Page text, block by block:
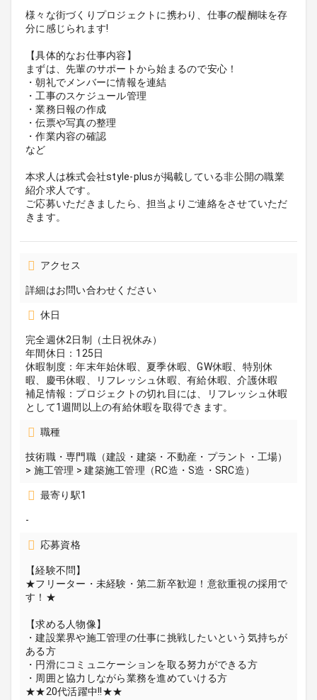
様々な街づくりプロジェクトに携わり、仕事の醍醐味を存
分に感じられます!
【具体的なお仕事内容】
まずは、先輩のサポートから始まるので安心！
・朝礼でメンバーに情報を連結
・工事のスケジュール管理
・業務日報の作成
・伝票や写真の整理
・作業内容の確認
など
本求人は株式会社style-plusが掲載している非公開の職業
紹介求人です。
ご応募いただきましたら、担当よりご連絡をさせていただ
きます。
アクセス
詳細はお問い合わせください
休日
完全週休2日制（土日祝休み）
年間休日：125日
休暇制度：年末年始休暇、夏季休暇、GW休暇、特別休
暇、慶弔休暇、リフレッシュ休暇、有給休暇、介護休暇
補足情報：プロジェクトの切れ目には、リフレッシュ休暇
として1週間以上の有給休暇を取得できます。
職種
技術職・専門職（建設・建築・不動産・プラント・工場）
> 施工管理 > 建築施工管理（RC造・S造・SRC造）
最寄り駅1
-
応募資格
【経験不問】
★フリーター・未経験・第二新卒歓迎！意欲重視の採用で
す！★
【求める人物像】
・建設業界や施工管理の仕事に挑戦したいという気持ちが
ある方
・円滑にコミュニケーションを取る努力ができる方
・周囲と協力しながら業務を進めていける方
★★20代活躍中!!★★